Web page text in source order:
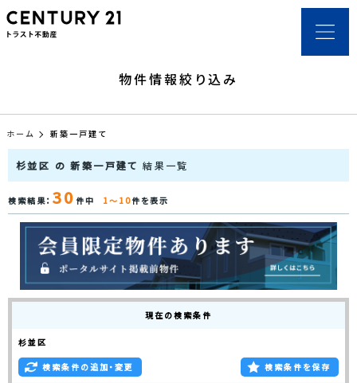
物件情報絞り込み
ホーム 新築一戸建て
杉並区 の 新築一戸建て結果一覧
検索結果： 30 件中 1～10件を表示
現在の検索条件
杉並区
検索条件の追加・変更 検索条件を保存